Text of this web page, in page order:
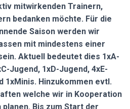
mitwirkenden Trainern,
bedanken möchte. Für die
Saison werden wir
mit mindestens einer
Aktuell bedeutet dies 1xA-
Jugend, 1xD-Jugend, 4xE-
1xMinis. Hinzukommen evtl.
welche wir in Kooperation
Bis zum Start der